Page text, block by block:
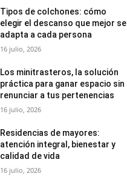
Tipos de colchones: cómo
elegir el descanso que mejor se
adapta a cada persona
16 julio, 2026
Los minitrasteros, la solución
práctica para ganar espacio sin
renunciar a tus pertenencias
16 julio, 2026
Residencias de mayores:
atención integral, bienestar y
calidad de vida
16 julio, 2026